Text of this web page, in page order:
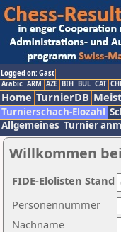
Logged on: Gast
Arabic ARM AZE BIH BUL CAT
Home TurnierDB
Turnierschach-Elozahl
Allgemeines Turnier
Willkommen
Nachname
Personennummer
FIDE-Elolisten Stand